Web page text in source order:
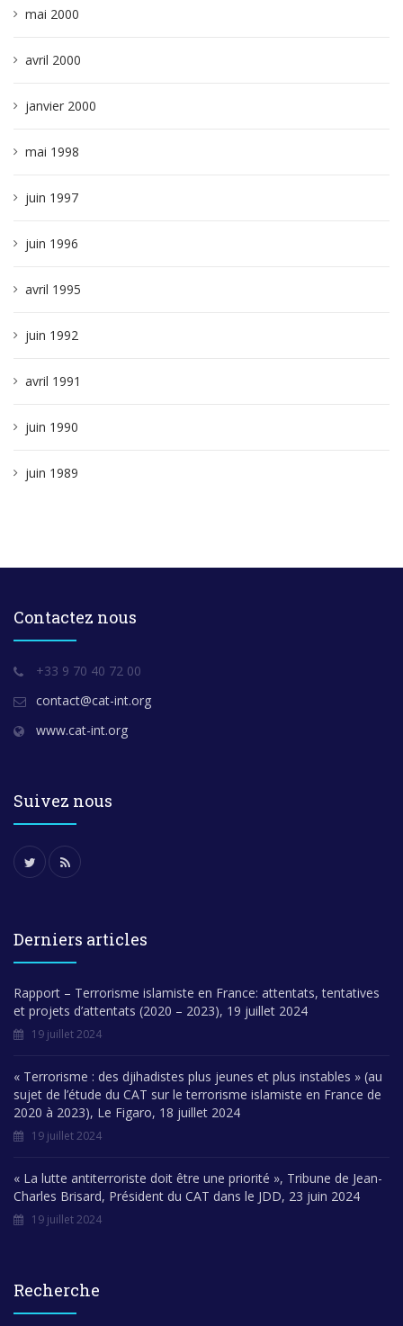
mai 2000
avril 2000
janvier 2000
mai 1998
juin 1997
juin 1996
avril 1995
juin 1992
avril 1991
juin 1990
juin 1989
Contactez nous
+33 9 70 40 72 00
contact@cat-int.org
www.cat-int.org
Suivez nous
Derniers articles
Rapport – Terrorisme islamiste en France: attentats, tentatives
et projets d’attentats (2020 – 2023), 19 juillet 2024
19 juillet 2024
« Terrorisme : des djihadistes plus jeunes et plus instables » (au
sujet de l’étude du CAT sur le terrorisme islamiste en France de
2020 à 2023), Le Figaro, 18 juillet 2024
19 juillet 2024
« La lutte antiterroriste doit être une priorité », Tribune de Jean-
Charles Brisard, Président du CAT dans le JDD, 23 juin 2024
19 juillet 2024
Recherche